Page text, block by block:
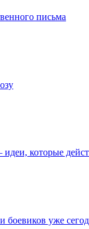
письма
которые
уже